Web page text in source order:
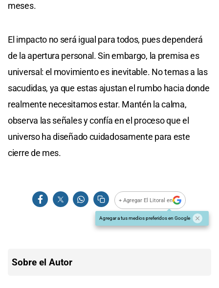
meses.
El impacto no será igual para todos, pues dependerá
de la apertura personal. Sin embargo, la premisa es
universal: el movimiento es inevitable. No temas a las
sacudidas, ya que estas ajustan el rumbo hacia donde
realmente necesitamos estar. Mantén la calma,
observa las señales y confía en el proceso que el
universo ha diseñado cuidadosamente para este
cierre de mes.
+ Agregar El Litoral en
Agregar a tus medios preferidos en Google
Sobre el Autor